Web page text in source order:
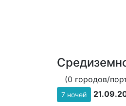
(0 городов/
7 ночей